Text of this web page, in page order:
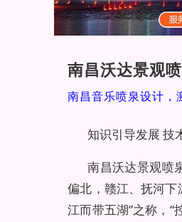
南昌沃达景观
南昌音乐喷泉设计，
知识引导发展 技
南昌沃达景观喷
偏北，赣江、抚河下
江而带五湖”之称，